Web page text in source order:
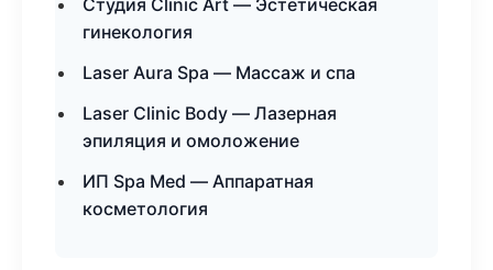
Студия Clinic Art — Эстетическая
гинекология
Laser Aura Spa — Массаж и спа
Laser Clinic Body — Лазерная
эпиляция и омоложение
ИП Spa Med — Аппаратная
косметология